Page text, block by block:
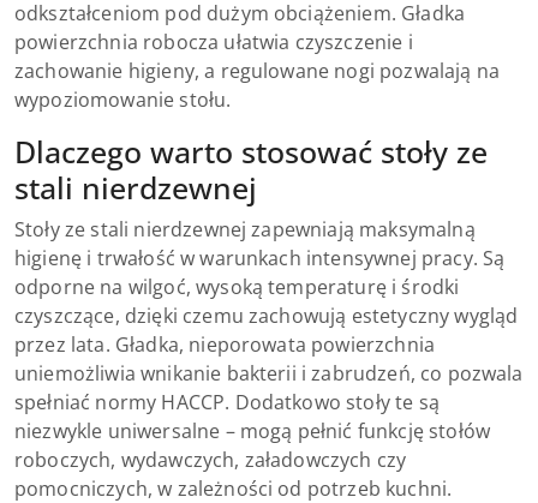
odkształceniom pod dużym obciążeniem. Gładka
powierzchnia robocza ułatwia czyszczenie i
zachowanie higieny, a regulowane nogi pozwalają na
wypoziomowanie stołu.
Dlaczego warto stosować stoły ze
stali nierdzewnej
Stoły ze stali nierdzewnej zapewniają maksymalną
higienę i trwałość w warunkach intensywnej pracy. Są
odporne na wilgoć, wysoką temperaturę i środki
czyszczące, dzięki czemu zachowują estetyczny wygląd
przez lata. Gładka, nieporowata powierzchnia
uniemożliwia wnikanie bakterii i zabrudzeń, co pozwala
spełniać normy HACCP. Dodatkowo stoły te są
niezwykle uniwersalne – mogą pełnić funkcję stołów
roboczych, wydawczych, załadowczych czy
pomocniczych, w zależności od potrzeb kuchni.